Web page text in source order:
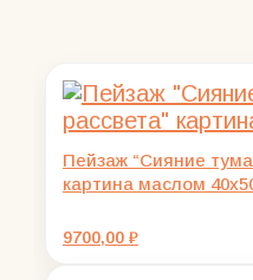
Пейзаж “Сияние
картина маслом
9700,00 ₽